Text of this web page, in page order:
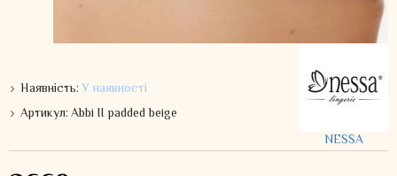
Наявність:У наявності
Артикул:Abbi II padded beige
NESSA